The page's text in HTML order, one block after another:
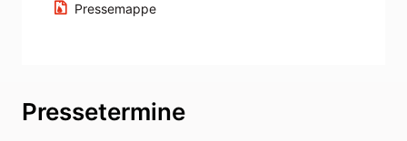
Pressemappe
Pressetermine